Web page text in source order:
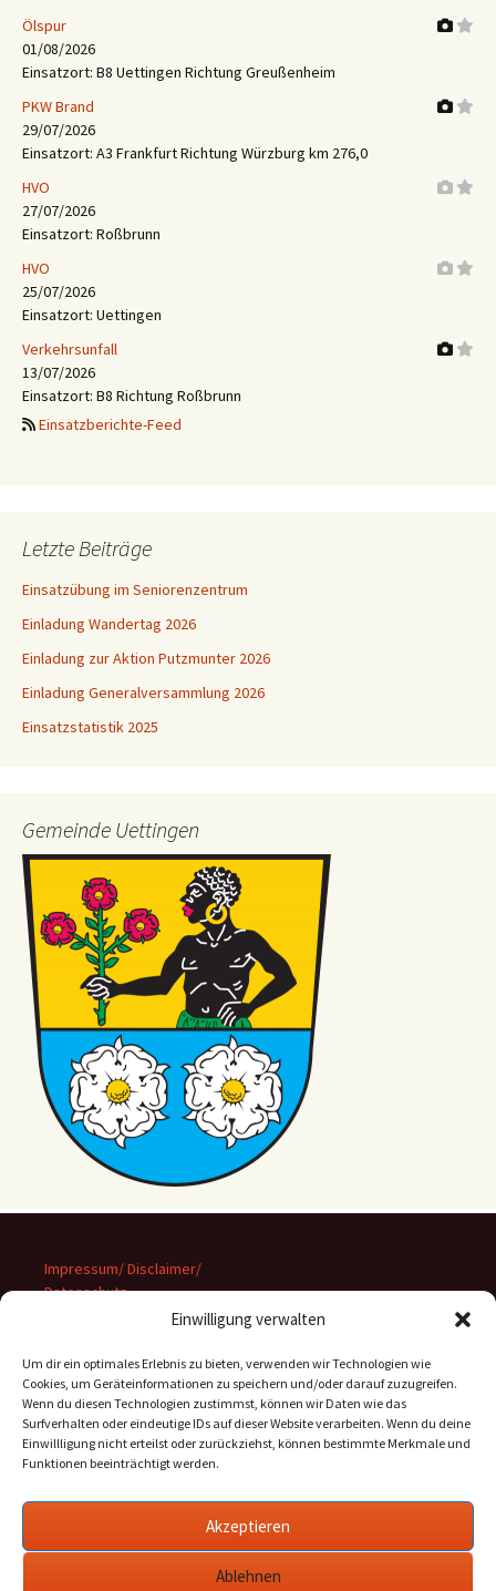
Einwilligung verwalten
Um dir ein optimales Erlebnis zu bieten, verwenden wir Technologien wie
Cookies, um Geräteinformationen zu speichern und/oder darauf zuzugreifen.
Wenn du diesen Technologien zustimmst, können wir Daten wie das
Surfverhalten oder eindeutige IDs auf dieser Website verarbeiten. Wenn du deine
Einwillligung nicht erteilst oder zurückziehst, können bestimmte Merkmale und
Funktionen beeinträchtigt werden.
Akzeptieren
Ablehnen
Ölspur
01/08/2026
Einsatzort: B8 Uettingen Richtung Greußenheim
PKW Brand
29/07/2026
Einsatzort: A3 Frankfurt Richtung Würzburg km 276,0
HVO
27/07/2026
Einsatzort: Roßbrunn
HVO
25/07/2026
Einsatzort: Uettingen
Verkehrsunfall
13/07/2026
Einsatzort: B8 Richtung Roßbrunn
Einsatzberichte-Feed
Letzte Beiträge
Einsatzübung im Seniorenzentrum
Einladung Wandertag 2026
Einladung zur Aktion Putzmunter 2026
Einladung Generalversammlung 2026
Einsatzstatistik 2025
Gemeinde Uettingen
Impressum/ Disclaimer/
Datenschutz
Suchen
nach:
Archiv